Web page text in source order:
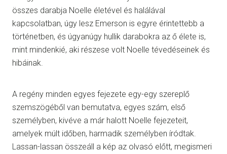
összes darabja Noelle életével és halálával
kapcsolatban, úgy lesz Emerson is egyre érintettebb a
történetben, és úgyanúgy hullik darabokra az ő élete is,
mint mindenkié, aki részese volt Noelle tévedéseinek és
hibáinak.
A regény minden egyes fejezete egy-egy szereplő
szemszögéből van bemutatva, egyes szám, első
személyben, kivéve a már halott Noelle fejezeteit,
amelyek múlt időben, harmadik személyben íródtak.
Lassan-lassan összeáll a kép az olvasó előtt, megismeri